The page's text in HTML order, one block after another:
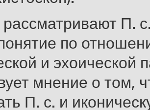
П.
по
и эхоической
мнение о том,
П. с. и